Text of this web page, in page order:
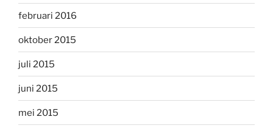
februari 2016
oktober 2015
juli 2015
juni 2015
mei 2015